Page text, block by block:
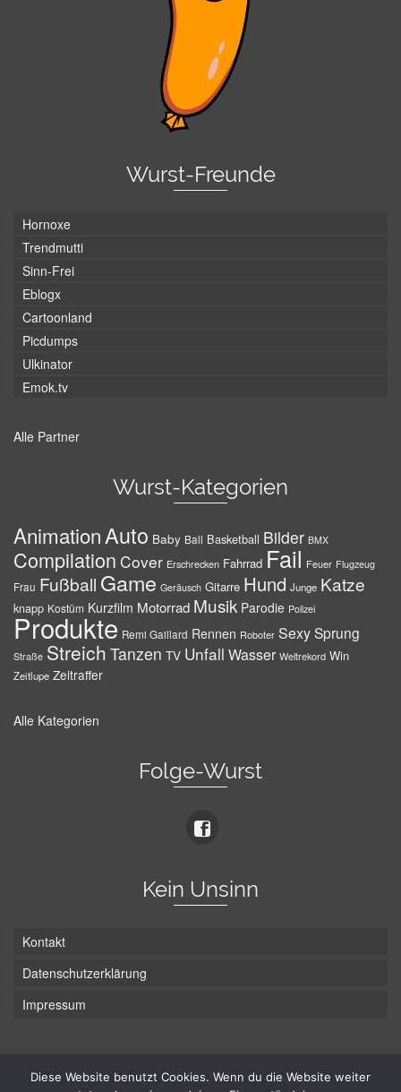
Wurst-Freunde
Hornoxe
Trendmutti
Sinn-Frei
Eblogx
Cartoonland
Picdumps
Ulkinator
Emok.tv
Alle Partner
Wurst-Kategorien
AnimationAuto Baby Ball Basketball Bilder BMX
Compilation Cover Erschrecken Fahrrad Fail Feuer Flugzeug
Frau Fußball Game Geräusch Gitarre Hund Junge Katze
knapp Kostüm Kurzfilm Motorrad Musik Parodie Polizei
Produkte Remi Gaillard Rennen Roboter SexySprung
Straße Streich Tanzen TV Unfall Wasser Weltrekord Win
Zeitlupe Zeitraffer
Alle Kategorien
Folge-Wurst
Kein Unsinn
Kontakt
Datenschutzerklärung
Impressum
Diese Website benutzt Cookies. Wenn du die Website weiter